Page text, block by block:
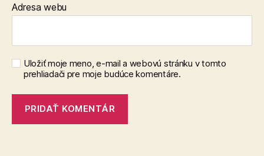
Adresa webu
Uložiť moje meno, e-mail a webovú stránku v tomto
prehliadači pre moje budúce komentáre.